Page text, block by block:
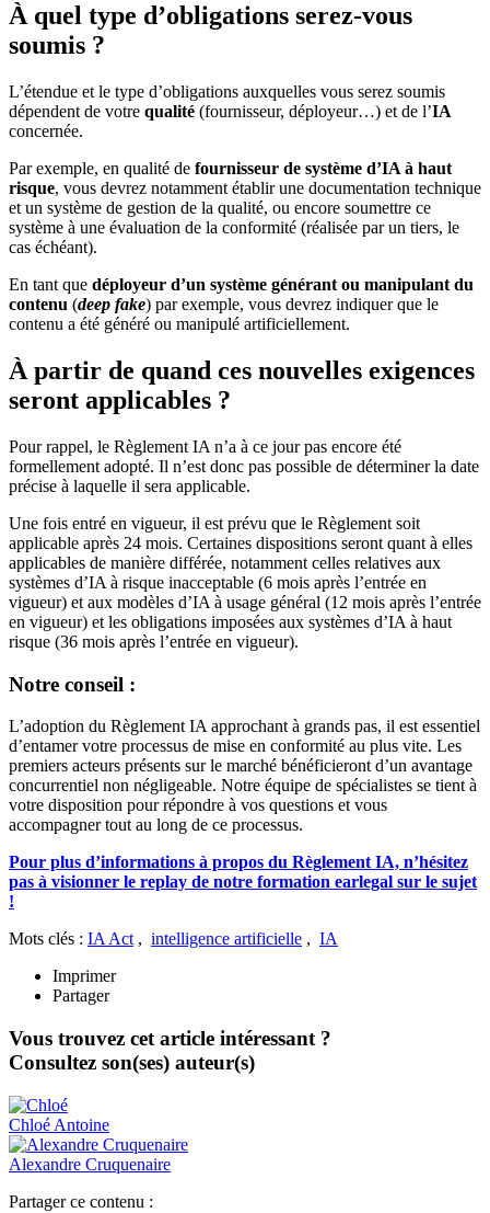
À quel type d’obligations serez-vous
soumis ?
L’étendue et le type d’obligations auxquelles vous serez soumis
dépendent de votre qualité (fournisseur, déployeur…) et de l’IA
concernée.
Par exemple, en qualité de fournisseur de système d’IA à haut
risque, vous devrez notamment établir une documentation technique
et un système de gestion de la qualité, ou encore soumettre ce
système à une évaluation de la conformité (réalisée par un tiers, le
cas échéant).
En tant que déployeur d’un système générant ou manipulant du
contenu (deep fake) par exemple, vous devrez indiquer que le
contenu a été généré ou manipulé artificiellement.
À partir de quand ces nouvelles exigences
seront applicables ?
Pour rappel, le Règlement IA n’a à ce jour pas encore été
formellement adopté. Il n’est donc pas possible de déterminer la date
précise à laquelle il sera applicable.
Une fois entré en vigueur, il est prévu que le Règlement soit
applicable après 24 mois. Certaines dispositions seront quant à elles
applicables de manière différée, notamment celles relatives aux
systèmes d’IA à risque inacceptable (6 mois après l’entrée en
vigueur) et aux modèles d’IA à usage général (12 mois après l’entrée
en vigueur) et les obligations imposées aux systèmes d’IA à haut
risque (36 mois après l’entrée en vigueur).
Notre conseil :
L’adoption du Règlement IA approchant à grands pas, il est essentiel
d’entamer votre processus de mise en conformité au plus vite. Les
premiers acteurs présents sur le marché bénéficieront d’un avantage
concurrentiel non négligeable. Notre équipe de spécialistes se tient à
votre disposition pour répondre à vos questions et vous
accompagner tout au long de ce processus.
Pour plus d’informations à propos du Règlement IA, n’hésitez
pas à visionner le replay de notre formation earlegal sur le sujet
!
Mots clés : IA Act , intelligence artificielle , IA
Imprimer
Partager
Vous trouvez cet article intéressant ?
Consultez son(ses) auteur(s)
Chloé Antoine
Alexandre Cruquenaire
Partager ce contenu :